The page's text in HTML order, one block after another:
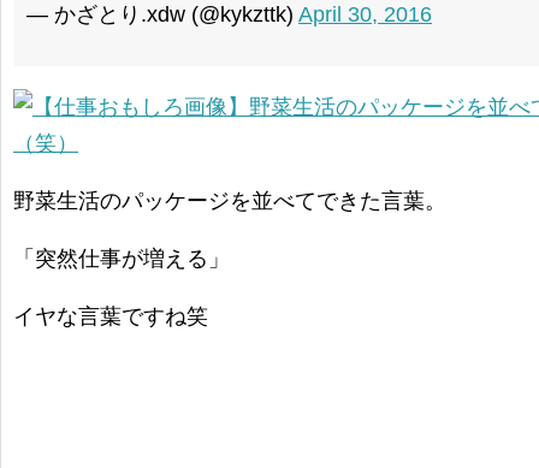
— かざとり.xdw (@kykzttk) April 30, 2016
野菜生活のパッケージを並べてできた言葉。
「突然仕事が増える」
イヤな言葉ですね笑